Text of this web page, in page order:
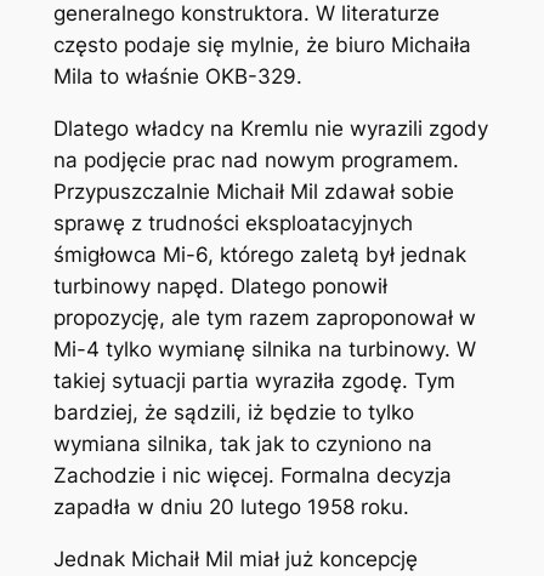
generalnego konstruktora. W literaturze
często podaje się mylnie, że biuro Michaiła
Mila to właśnie OKB-329.
Dlatego władcy na Kremlu nie wyrazili zgody
na podjęcie prac nad nowym programem.
Przypuszczalnie Michaił Mil zdawał sobie
sprawę z trudności eksploatacyjnych
śmigłowca Mi-6, którego zaletą był jednak
turbinowy napęd. Dlatego ponowił
propozycję, ale tym razem zaproponował w
Mi-4 tylko wymianę silnika na turbinowy. W
takiej sytuacji partia wyraziła zgodę. Tym
bardziej, że sądzili, iż będzie to tylko
wymiana silnika, tak jak to czyniono na
Zachodzie i nic więcej. Formalna decyzja
zapadła w dniu 20 lutego 1958 roku.
Jednak Michaił Mil miał już koncepcję